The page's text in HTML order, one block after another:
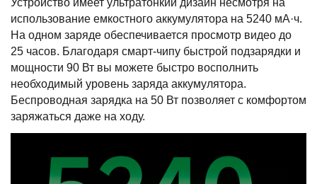
использование емкостного аккумулятора на 5240 мА·ч.
На одном заряде обеспечивается просмотр видео до
25 часов. Благодаря смарт-чипу быстрой подзарядки и
мощности 90 Вт вы можете быстро восполнить
необходимый уровень заряда аккумулятора.
Беспроводная зарядка на 50 Вт позволяет с комфортом
заряжаться даже на ходу.